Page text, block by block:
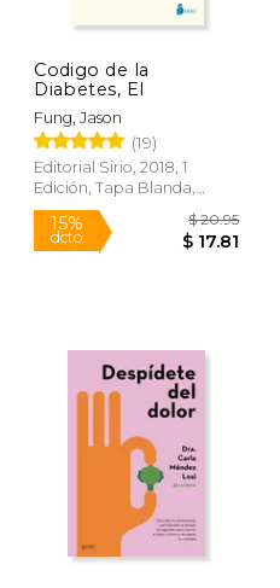
6%
Codigo de la
Diabetes, El
Fung, Jason
(19)
Editorial Sirio, 2018, 1
Edición, Tapa Blanda,
Nuevo